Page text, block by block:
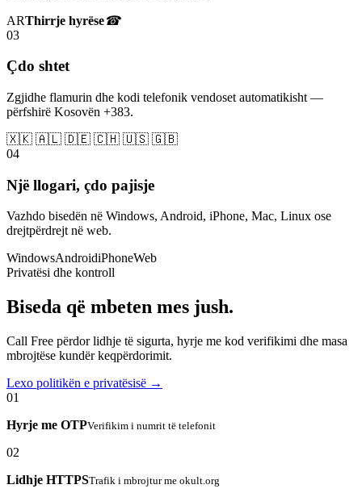
ARThirrje hyrëse☎
03
Çdo shtet
Zgjidhe flamurin dhe kodi telefonik vendoset automatikisht —
përfshirë Kosovën +383.
🇽🇰 🇦🇱 🇩🇪 🇨🇭 🇺🇸 🇬🇧
04
Një llogari, çdo pajisje
Vazhdo bisedën në Windows, Android, iPhone, Mac, Linux ose
drejtpërdrejt në web.
WindowsAndroidiPhoneWeb
Privatësi dhe kontroll
Biseda që mbeten mes jush.
Call Free përdor lidhje të sigurta, hyrje me kod verifikimi dhe masa
mbrojtëse kundër keqpërdorimit.
Lexo politikën e privatësisë →
01
Hyrje me OTPVerifikim i numrit të telefonit
02
Lidhje HTTPSTrafik i mbrojtur me okult.org